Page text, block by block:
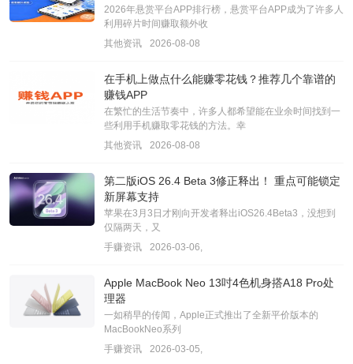
2026年悬赏平台APP排行榜，悬赏平台APP成为了许多人
利用碎片时间赚取额外收
其他资讯
2026-08-08
在手机上做点什么能赚零花钱？推荐几个靠谱的
赚钱APP
在繁忙的生活节奏中，许多人都希望能在业余时间找到一
些利用手机赚取零花钱的方法。幸
其他资讯
2026-08-08
第二版iOS 26.4 Beta 3修正释出！ 重点可能锁定
新屏幕支持
苹果在3月3日才刚向开发者释出iOS26.4Beta3，没想到
仅隔两天，又
手赚资讯
2026-03-06,
Apple MacBook Neo 13吋4色机身搭A18 Pro处
理器
一如稍早的传闻，Apple正式推出了全新平价版本的
MacBookNeo系列
手赚资讯
2026-03-05,